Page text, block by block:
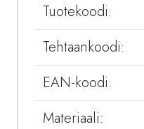
Tuotekoodi:
Tehtaankoodi:
EAN-koodi:
Materiaali: